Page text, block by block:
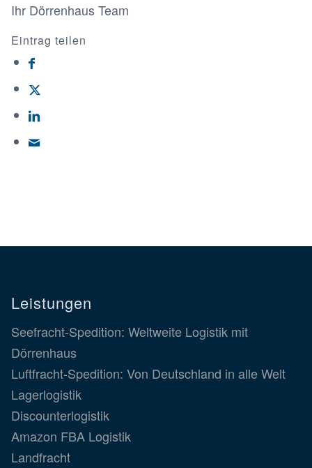
Ihr Dörrenhaus Team
Eintrag teilen
Leistungen
Seefracht-Spedition: Weltweite Logistik mit
Dörrenhaus
Luftfracht-Spedition: Von Deutschland in alle Welt
Lagerlogistik
Discounterlogistik
Amazon FBA Logistik
Landfracht